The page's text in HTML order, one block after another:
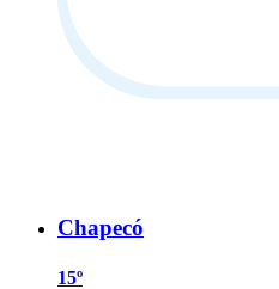
Chapecó
15º